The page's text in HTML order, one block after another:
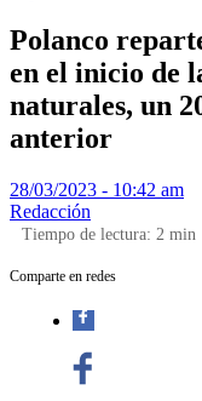
Polanco
en el inicio de
naturales, un
anterior
28/03/2023 - 10:42 am
Redacción
Tiempo de lectura: 2 min
Comparte en redes